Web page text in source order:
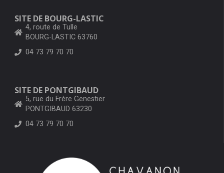
SITE DE BOURG-LASTIC
4, route de Tulle
BOURG-LASTIC 63760
04 73 79 70 70
SITE DE PONTGIBAUD
5, rue du Frère Genestier
PONTGIBAUD 63230
04 73 79 70 70